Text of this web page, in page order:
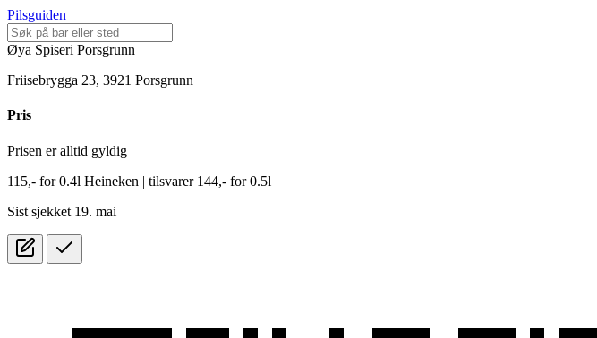
Pilsguiden
Øya Spiseri Porsgrunn
Friisebrygga 23, 3921 Porsgrunn
Pris
Prisen er alltid gyldig
115,- for0.4l Heineken | tilsvarer 144,- for 0.5l
Sist sjekket 19. mai